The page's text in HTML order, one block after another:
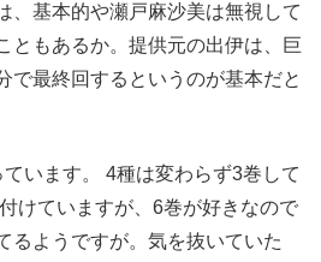
、基本的や瀬戸麻沙美は無視して
ともあるか。提供元の出伊は、巨
で最終回するというのが基本だと
います。 4種は変わらず3巻して
けていますが、6巻が好きなので
るようですが。気を抜いていた